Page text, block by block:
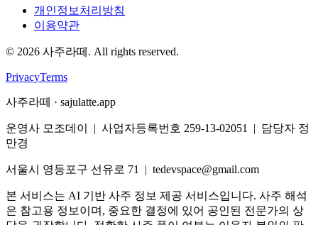
개인정보처리방침
이용약관
© 2026 사주라떼. All rights reserved.
PrivacyTerms
사주라떼 · sajulatte.app
운영사 모조데이 | 사업자등록번호 259-13-02051 | 담당자 정
만경
서울시 영등포구 선유로 71 | tedevspace@gmail.com
본 서비스는 AI 기반 사주 정보 제공 서비스입니다. 사주 해석
은 참고용 정보이며, 중요한 결정에 있어 공인된 전문가의 상